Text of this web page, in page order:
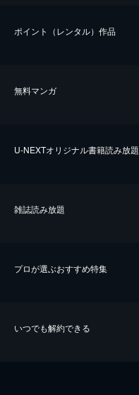
ポイント（レンタル）作品
無料マンガ
U-NEXTオリジナル書籍読み放題
雑誌読み放題
プロが選ぶおすすめ特集
いつでも解約できる